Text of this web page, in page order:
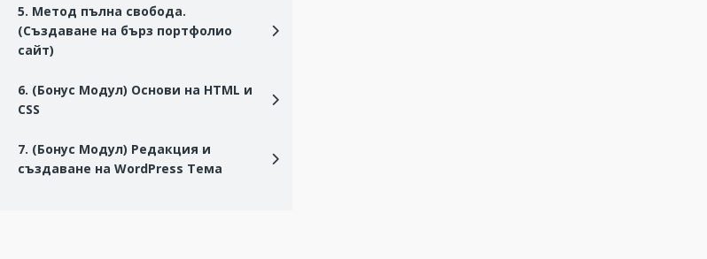
5. Метод пълна свобода.
(Създаване на бърз портфолио
сайт)
6. (Бонус Модул) Основи на HTML и
CSS
7. (Бонус Модул) Редакция и
създаване на WordPress Тема